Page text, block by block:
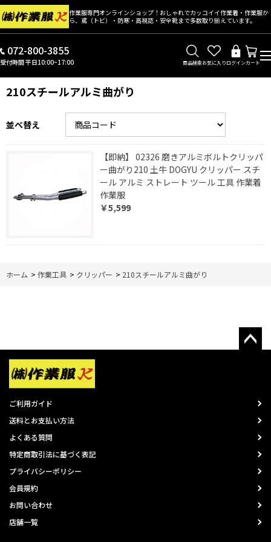
作業服専門オンラインショップ！おしゃれでカッコイイ作業着・作業服か
ら、鳶（トビ）・防寒・高視認・安全靴まで多数取り揃えています。
072-800-3855
受付時間 平日10:00~17:00 商品検索お気に入りログインカート
210スチールアルミ曲がり
並べ替え
【即納】 02326 磨きアルミボルトクリッパ
ー曲がり210 土牛 DOGYU クリッパー スチ
ール アルミ ストレート ツール 工具 作業着
作業服
￥5,599
ホーム > 作業工具 > クリッパー > 210スチールアルミ曲がり
ご利用ガイド
送料とお支払い方法
よくある質問
特定商取引法に基づく表記
プライバシーポリシー
会員規約
お問い合わせ
店舗一覧